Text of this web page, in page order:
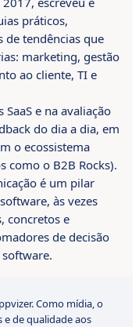
práticos,
de tendências que
marketing, gestão
ao cliente, TI e
e na avaliação
do dia a dia, em
o ecossistema
como o B2B Rocks).
é um pilar
às vezes
concretos e
de decisão
Como mídia, o
de qualidade aos